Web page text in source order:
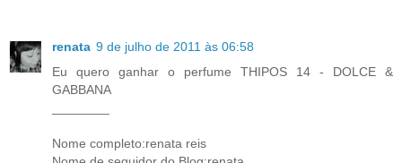
renata 9 de julho de 2011 às 06:58
Eu quero ganhar o perfume THIPOS 14 - DOLCE &
GABBANA
Nome completo:renata reis